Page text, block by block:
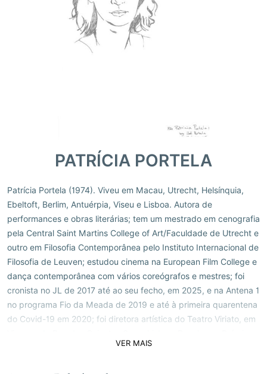
PATRÍCIA PORTELA
Patrícia Portela (1974). Viveu em Macau, Utrecht, Helsínquia,
Ebeltoft, Berlim, Antuérpia, Viseu e Lisboa. Autora de
performances e obras literárias; tem um mestrado em cenografia
pela Central Saint Martins College of Art/Faculdade de Utrecht e
outro em Filosofia Contemporânea pelo Instituto Internacional de
Filosofia de Leuven; estudou cinema na European Film College e
dança contemporânea com vários coreógrafos e mestres; foi
cronista no JL de 2017 até ao seu fecho, em 2025, e na Antena 1
no programa Fio da Meada de 2019 e até à primeira quarentena
do Covid-19 em 2020; foi diretora artística do Teatro Viriato, em
Madalena Azeredo de Perdigão/FCG para o espectáculo
VER MAIS